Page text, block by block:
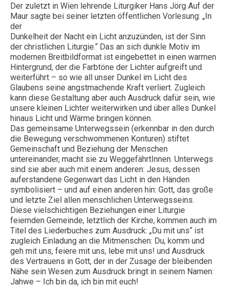
Der zuletzt in Wien lehrende Liturgiker Hans Jörg Auf der
Maur sagte bei seiner letzten öffentlichen Vorlesung: „In
der
Dunkelheit der Nacht ein Licht anzuzünden, ist der Sinn
der christlichen Liturgie.“ Das an sich dunkle Motiv im
modernen Breitbildformat ist eingebettet in einen warmen
Hintergrund, der die Farbtöne der Lichter aufgreift und
weiterführt – so wie all unser Dunkel im Licht des
Glaubens seine angstmachende Kraft verliert. Zugleich
kann diese Gestaltung aber auch Ausdruck dafür sein, wie
unsere kleinen Lichter weiterwirken und über alles Dunkel
hinaus Licht und Wärme bringen können.
Das gemeinsame Unterwegssein (erkennbar in den durch
die Bewegung verschwommenen Konturen) stiftet
Gemeinschaft und Beziehung der Menschen
untereinander, macht sie zu WeggefährtInnen. Unterwegs
sind sie aber auch mit einem anderen: Jesus, dessen
auferstandene Gegenwart das Licht in den Händen
symbolisiert – und auf einen anderen hin: Gott, das große
und letzte Ziel allen menschlichen Unterwegsseins.
Diese vielschichtigen Beziehungen einer Liturgie
feiernden Gemeinde, letztlich der Kirche, kommen auch im
Titel des Liederbuches zum Ausdruck: „Du mit uns“ ist
zugleich Einladung an die Mitmenschen: Du, komm und
geh mit uns, feiere mit uns, lebe mit uns! und Ausdruck
des Vertrauens in Gott, der in der Zusage der bleibenden
Nähe sein Wesen zum Ausdruck bringt in seinem Namen:
Jahwe – Ich bin da, ich bin mit euch!